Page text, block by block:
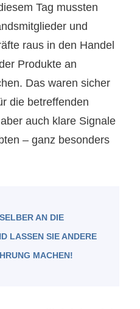
Tag mussten
und
raus in den Handel
Produkte an
Das waren sicher
die betreffenden
auch klare Signale
– ganz besonders
AN DIE
LASSEN SIE ANDERE
MACHEN!